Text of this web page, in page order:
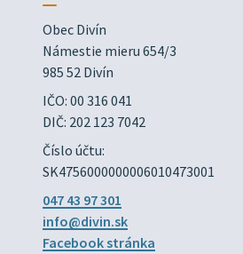
Obec Divín
Námestie mieru 654/3
985 52 Divín
IČO: 00 316 041
DIČ: 202 123 7042
Číslo účtu:
SK4756000000006010473001
047 43 97 301
info@divin.sk
Facebook stránka